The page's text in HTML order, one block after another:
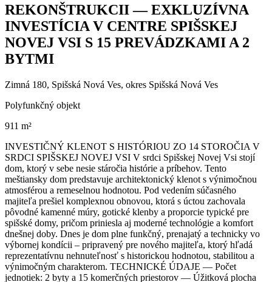
REKONŠTRUKCII — EXKLUZÍVNA
INVESTÍCIA V CENTRE SPIŠSKEJ
NOVEJ VSI S 15 PREVÁDZKAMI A 2
BYTMI
Zimná 180, Spišská Nová Ves, okres Spišská Nová Ves
Polyfunkčný objekt
911 m²
INVESTIČNÝ KLENOT S HISTÓRIOU ZO 14 STOROČIA V
SRDCI SPIŠSKEJ NOVEJ VSI V srdci Spišskej Novej Vsi stojí
dom, ktorý v sebe nesie stáročia histórie a príbehov. Tento
meštiansky dom predstavuje architektonický klenot s výnimočnou
atmosférou a remeselnou hodnotou. Pod vedením súčasného
majiteľa prešiel komplexnou obnovou, ktorá s úctou zachovala
pôvodné kamenné múry, gotické klenby a proporcie typické pre
spišské domy, pričom priniesla aj moderné technológie a komfort
dnešnej doby. Dnes je dom plne funkčný, prenajatý a technicky vo
výbornej kondícii – pripravený pre nového majiteľa, ktorý hľadá
reprezentatívnu nehnuteľnosť s historickou hodnotou, stabilitou a
výnimočným charakterom. TECHNICKÉ ÚDAJE — Počet
jednotiek: 2 byty a 15 komerčných priestorov — Úžitková plocha